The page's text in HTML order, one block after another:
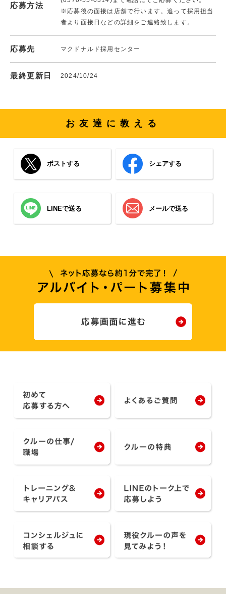
応募方法
※応募後の面接は店舗で行います。追って採用担当
者より面接日などの詳細をご連絡致します。
応募先 マクドナルド採用センター
最終更新日 2024/10/24
お友達に教える
ポストする シェアする
LINEで送る メールで送る